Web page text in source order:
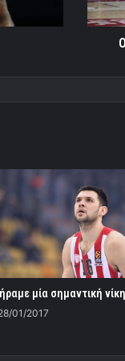
μία σημαντική
01/2017